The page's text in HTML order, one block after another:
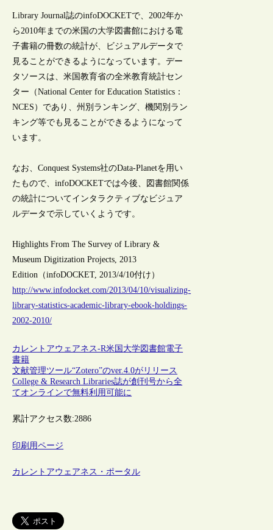
Library Journal誌のinfoDOCKETで、2002年か
ら2010年までの米国の大学図書館における電
子書籍の冊数の統計が、ビジュアルデータで
見ることができるようになっています。デー
タソースは、米国教育省の全米教育統計セン
ター（National Center for Education Statistics：
NCES）であり、州別ランキング、機関別ラン
キング等でも見ることができるようになって
います。
なお、Conquest Systems社のData-Planetを用い
たもので、infoDOCKETでは今後、図書館関係
の統計についてインタラクティブなビジュア
ルデータで示していくようです。
Highlights From The Survey of Library &
Museum Digitization Projects, 2013
Edition（infoDOCKET, 2013/4/10付け）
http://www.infodocket.com/2013/04/10/visualizing-
library-statistics-academic-library-ebook-holdings-
2002-2010/
カレントアウェアネス-R米国 大学図書館電子
書籍
文献管理ツール“Zotero”のver.4.0がリリース
College & Research Libraries誌が創刊号から全
てオンラインで無料利用可能に
累計アクセス数:2886
印刷用ページ
カレントアウェアネス・ポータル